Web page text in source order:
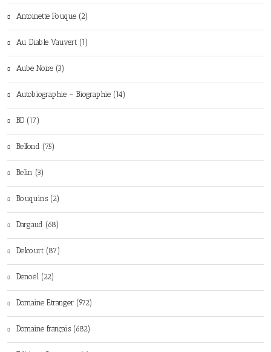
Antoinette Fouque (2)
Au Diable Vauvert (1)
Aube Noire (3)
Autobiographie – Biographie (14)
BD (17)
Belfond (75)
Belin (3)
Bouquins (2)
Dargaud (68)
Delcourt (87)
Denoël (22)
Domaine Etranger (972)
Domaine français (682)